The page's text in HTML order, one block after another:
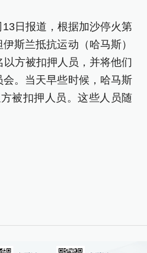
日报道，根据加沙停火第
斯兰抵抗运动（哈马斯）
方被扣押人员，并将他们
。当天早些时候，哈马斯
被扣押人员。这些人员随